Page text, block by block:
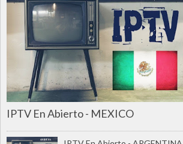
IPTV En Abierto - MEXICO